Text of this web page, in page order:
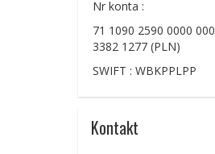
Nr konta :
71 1090 2590 0000
3382 1277 (PLN)
SWIFT : WBKPPLPP
Kontakt